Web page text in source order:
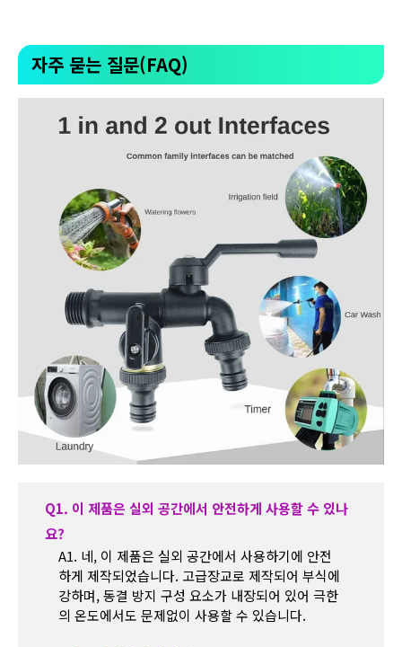
자주 묻는 질문(FAQ)
Q1. 이 제품은 실외 공간에서 안전하게 사용할 수 있나
요?
A1. 네, 이 제품은 실외 공간에서 사용하기에 안전
하게 제작되었습니다. 고급장교로 제작되어 부식에
강하며, 동결 방지 구성 요소가 내장되어 있어 극한
의 온도에서도 문제없이 사용할 수 있습니다.